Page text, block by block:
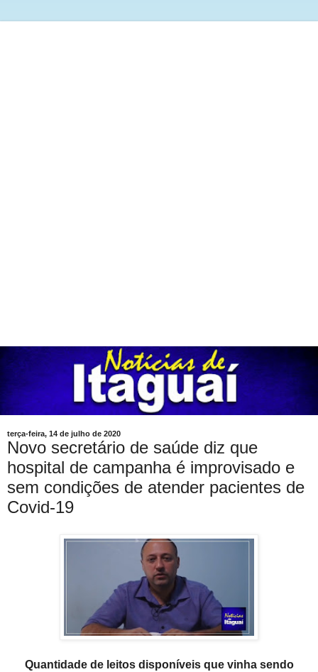
terça-feira, 14 de julho de 2020
Novo secretário de saúde diz que
hospital de campanha é improvisado e
sem condições de atender pacientes de
Covid-19
Quantidade de leitos disponíveis que vinha sendo